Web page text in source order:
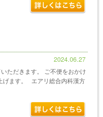
2024.06.27
ただきます。 ご不便をおかけ
げます。 エアリ総合内科漢方